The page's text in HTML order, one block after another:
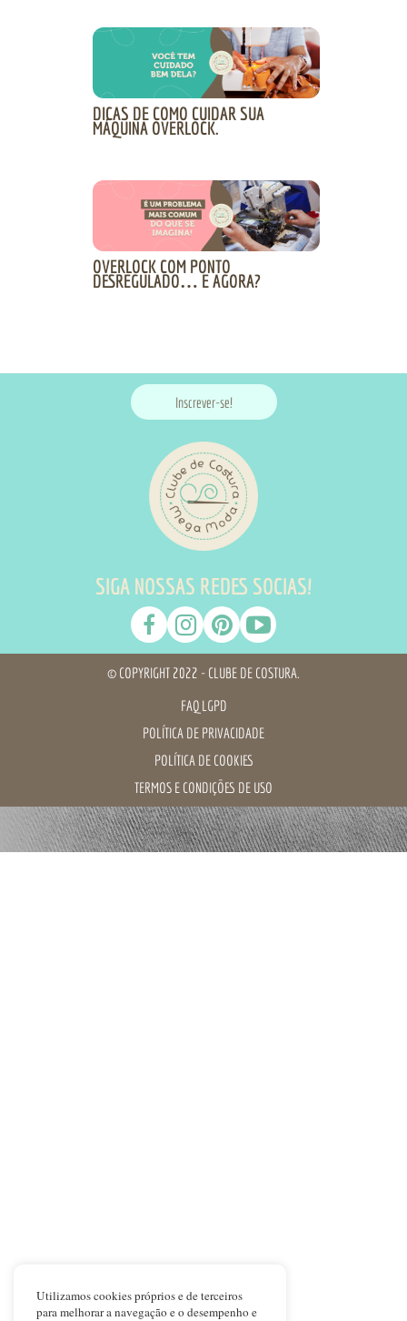
DICAS DE COMO CUIDAR SUA
MÁQUINA OVERLOCK.
OVERLOCK COM PONTO
DESREGULADO… E AGORA?
Inscrever-se!
SIGA NOSSAS REDES SOCIAS!
© COPYRIGHT 2022 - CLUBE DE COSTURA.
FAQ LGPD
POLÍTICA DE PRIVACIDADE
POLÍTICA DE COOKIES
TERMOS E CONDIÇÕES DE USO
Utilizamos cookies próprios e de terceiros
para melhorar a navegação e o desempenho e